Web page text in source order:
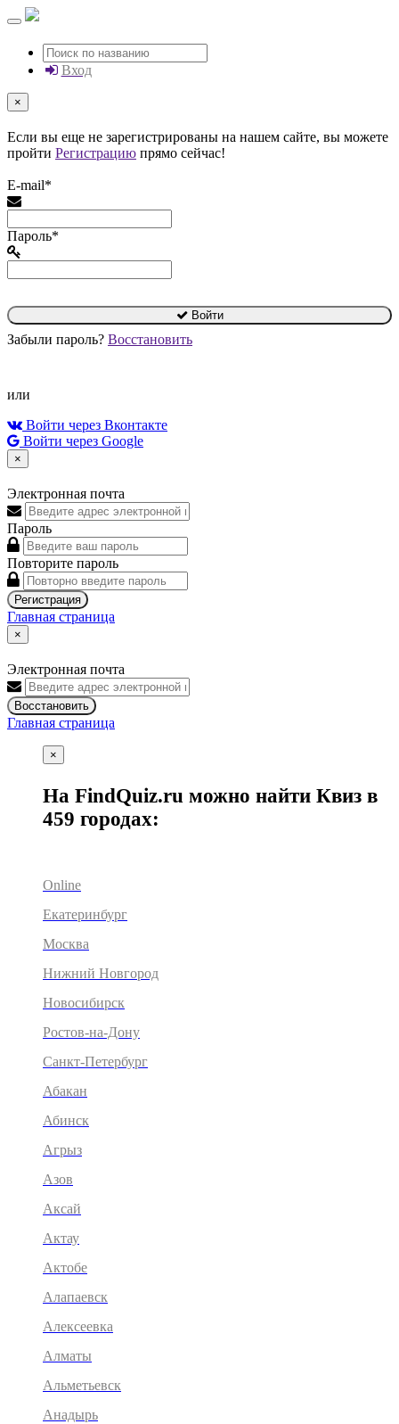
Вход
×
Если вы еще не зарегистрированы на нашем сайте, вы можете
пройти Регистрацию прямо сейчас!
E-mail*
Пароль*
Войти
Забыли пароль? Восстановить
или
Войти через Вконтакте
Войти через Google
×
Электронная почта
Пароль
Повторите пароль
Регистрация
Главная страница
×
Электронная почта
Восстановить
Главная страница
×
На FindQuiz.ru можно найти Квиз в
459 городах:
Online
Екатеринбург
Москва
Нижний Новгород
Новосибирск
Ростов-на-Дону
Санкт-Петербург
Абакан
Абинск
Агрыз
Азов
Аксай
Актау
Актобе
Алапаевск
Алексеевка
Алматы
Альметьевск
Анадырь